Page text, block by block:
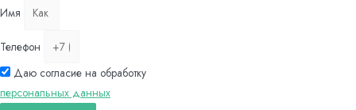
Имя
Телефон
Даю согласие на обработку
персональных данных